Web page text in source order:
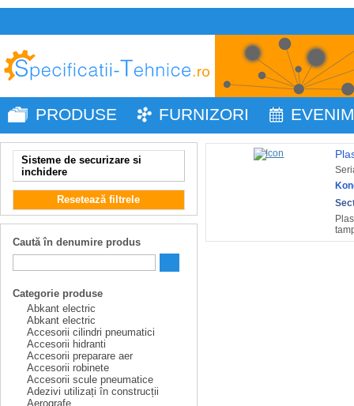
PRODUSE FURNIZORI
Sisteme de securizare si
inchidere
Resetează filtrele
Caută în denumire produs
Categorie produse
Abkant electric
Abkant electric
Accesorii cilindri pneumatici
Accesorii hidranti
Accesorii preparare aer
Accesorii robinete
Accesorii scule pneumatice
Adezivi utilizați în construcții
Aerografe